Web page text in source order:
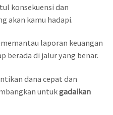
konsekuensi dan
akan kamu hadapi.
laporan keuangan
berada di jalur yang benar.
dana cepat dan
untukgadaikan